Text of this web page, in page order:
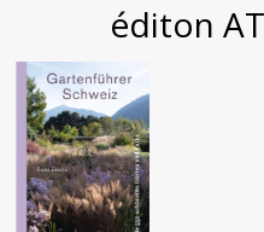
éditon